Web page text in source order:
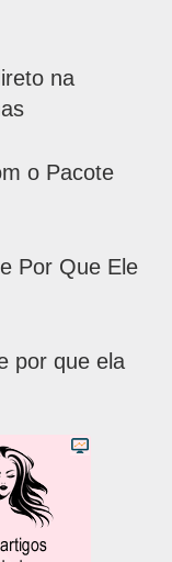
na
o Pacote
Por Que Ele
por que ela